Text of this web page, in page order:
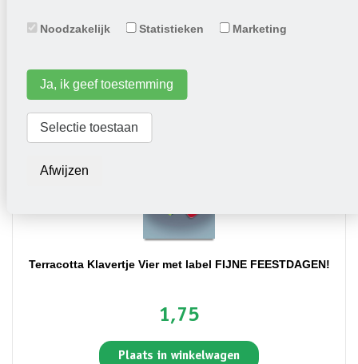
Noodzakelijk Statistieken Marketing
Ja, ik geef toestemming
Selectie toestaan
Afwijzen
1,75
Terracotta Klavertje Vier met label FIJNE FEESTDAGEN!
1,75
Plaats in winkelwagen